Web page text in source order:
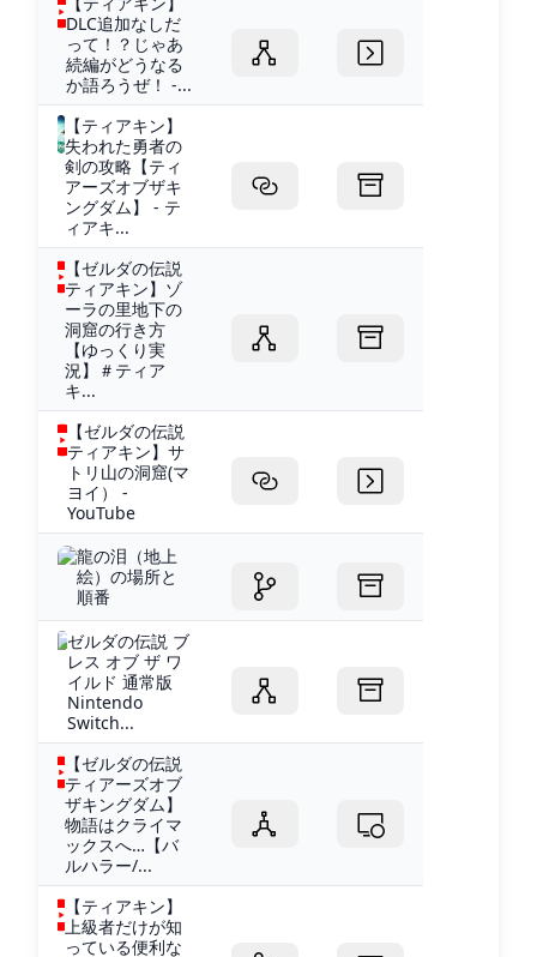
DLC追加なしだ
って！？じゃあ
続編がどうなる
か語ろうぜ！ -...
【ティアキン】
失われた勇者の
剣の攻略【ティ
アーズオブザキ
ングダム】 - テ
ィアキ...
【ゼルダの伝説
ティアキン】ゾ
ーラの里地下の
洞窟の行き方
【ゆっくり実
況】＃ティア
キ...
【ゼルダの伝説
ティアキン】サ
トリ山の洞窟(マ
ヨイ） -
YouTube
龍の泪（地上
絵）の場所と
順番
ゼルダの伝説 ブ
レス オブ ザ ワ
イルド 通常版
Nintendo
Switch...
【ゼルダの伝説
ティアーズオブ
ザキングダム】
物語はクライマ
ックスへ…【バ
ルハラー/...
【ティアキン】
上級者だけが知
っている便利な